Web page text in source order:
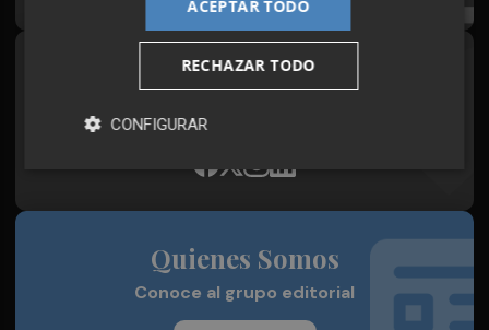
Síguenos en redes
Plaza Podcast, desde cualquier medio
Quienes Somos
Conoce al grupo editorial
ACEPTAR TODO
RECHAZAR TODO
CONFIGURAR